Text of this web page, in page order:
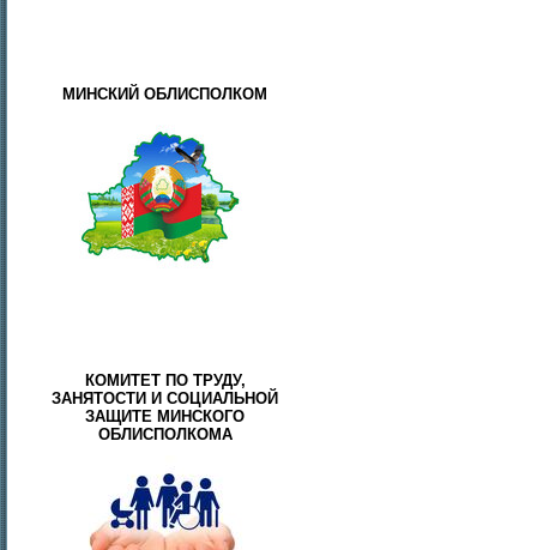
МИНСКИЙ ОБЛИСПОЛКОМ
КОМИТЕТ ПО ТРУДУ,
ЗАНЯТОСТИ И СОЦИАЛЬНОЙ
ЗАЩИТЕ МИНСКОГО
ОБЛИСПОЛКОМА